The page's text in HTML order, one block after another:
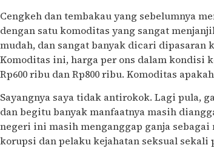
Cengkeh dan tembakau yang sebelumnya
dengan satu komoditas yang sangat
mudah, dan sangat banyak dicari dipasaran
Komoditas ini, harga per ons dalam kondisi
Rp600 ribu dan Rp800 ribu. Komoditas
Sayangnya saya tidak antirokok. Lagi pula,
dan begitu banyak manfaatnya masih
negeri ini masih menganggap ganja
korupsi dan pelaku kejahatan seksual sekali